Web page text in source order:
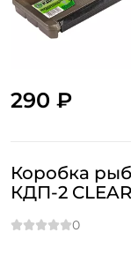
290 ₽
Коробка
КДП-2
Создать